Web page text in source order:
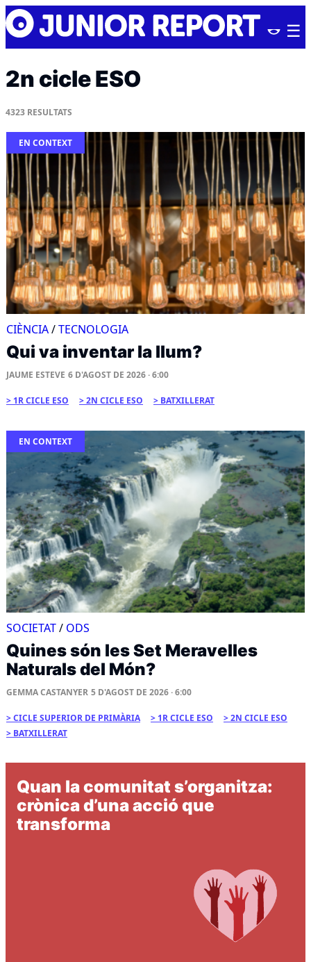
Skip
to
content
Junior
Report
2n cicle ESO
4323 RESULTATS
EN CONTEXT
CIÈNCIA/TECNOLOGIA
Qui va inventar la llum?
JAUME ESTEVE 6 D'AGOST DE 2026 · 6:00
1R CICLE ESO 2N CICLE ESO BATXILLERAT
EN CONTEXT
SOCIETAT/ ODS
Quines són les Set Meravelles
Naturals del Món?
GEMMA CASTANYER 5 D'AGOST DE 2026 · 6:00
CICLE SUPERIOR DE PRIMÀRIA 1R CICLE ESO
2N CICLE ESO
BATXILLERAT
Quan la comunitat s’organitza:
crònica d’una acció que
transforma